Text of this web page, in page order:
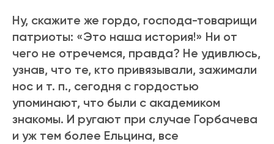
Ну, скажите же гордо, господа-товарищи
патриоты: «Это наша история!» Ни от
чего не отречемся, правда? Не удивлюсь,
узнав, что те, кто привязывали, зажимали
нос и т. п., сегодня с гордостью
упоминают, что были с академиком
знакомы. И ругают при случае Горбачева
и уж тем более Ельцина, все